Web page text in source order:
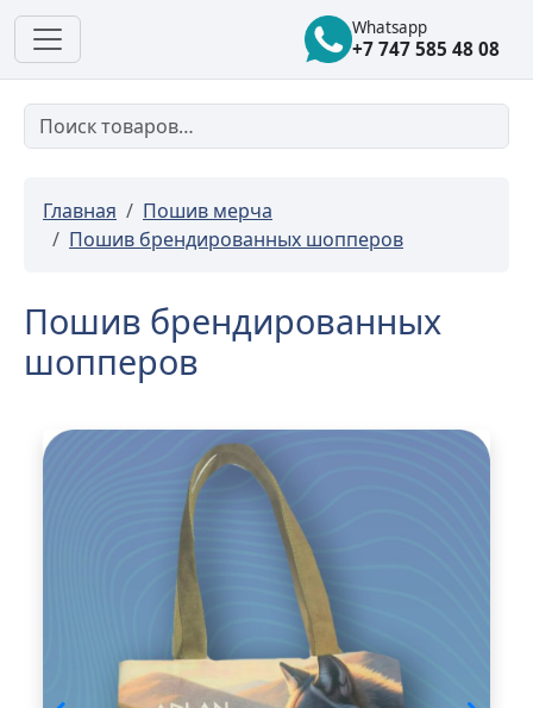
Whatsapp
+7 747 585 48 08
Главная
Пошив мерча
Пошив брендированных шопперов
Пошив брендированных
шопперов